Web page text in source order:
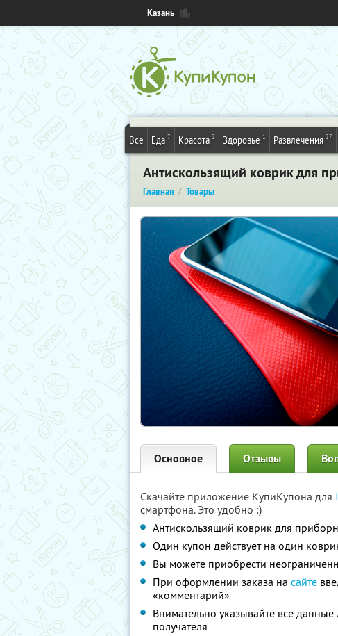
Казань
Все Еда 7 Красота 2 Здоровье 1 Развлечения 27
Антискользящий коврик для
Главная Товары
Основное Отзывы
Скачайте приложение КупиКупона для
смартфона. Это удобно :)
Антискользящий коврик для
Один купон действует на один
Вы можете приобрести
При оформлении заказа на сайте
«комментарий»
Внимательно указывайте все
получателя